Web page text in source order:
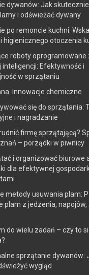
dywanów: Jak
i odświeżać dywany
po remoncie kuchni:
higienicznego otoczenia
roboty oprogramowane
Efektywność i
w sprzątaniu
Innowacje chemiczne
się do sprzątania:
i nagradzanie
firmę sprzątającą?
– porządki w piwnicy
i organizować biurowe
dla efektywnej
metody usuwania plam:
plam z jedzenia,
do wielu zadań – czy to
sprzątanie dywanów:
wygląd